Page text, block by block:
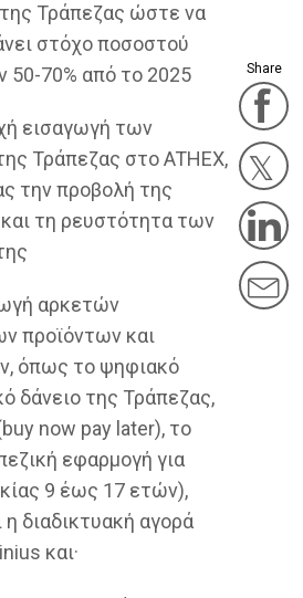
Share
Τράπεζας ώστε να
στόχο ποσοστού
70% από το 2025
εισαγωγή των
Τράπεζας στο ATHEX,
την προβολή της
τη ρευστότητα των
αρκετών
προϊόντων και
όπως το ψηφιακό
δάνειο της Τράπεζας,
now pay later), το
εφαρμογή για
9 έως 17 ετών),
διαδικτυακή αγορά
και·